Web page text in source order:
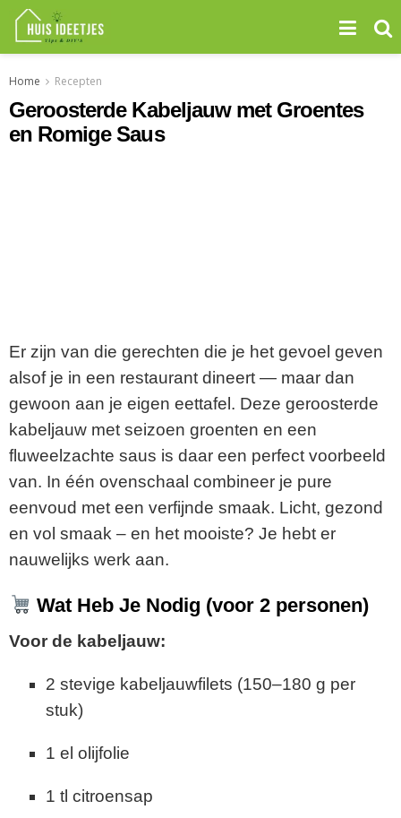
Home Recepten
Geroosterde Kabeljauw met Groentes
en Romige Saus
Er zijn van die gerechten die je het gevoel geven
alsof je in een restaurant dineert — maar dan
gewoon aan je eigen eettafel. Deze geroosterde
kabeljauw met seizoen groenten en een
fluweelzachte saus is daar een perfect voorbeeld
van. In één ovenschaal combineer je pure
eenvoud met een verfijnde smaak. Licht, gezond
en vol smaak – en het mooiste? Je hebt er
nauwelijks werk aan.
Wat Heb Je Nodig (voor 2 personen)
Voor de kabeljauw:
2 stevige kabeljauwfilets (150–180 g per
stuk)
1 el olijfolie
1 tl citroensap